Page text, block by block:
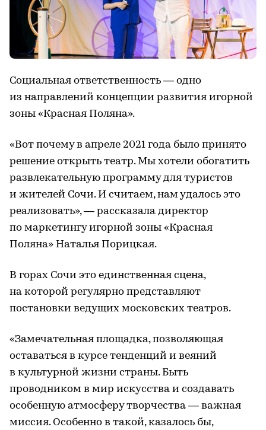
Социальная ответственность — одно
из направлений концепции развития игорной
зоны «Красная Поляна».
«Вот почему в апреле 2021 года было принято
решение открыть театр. Мы хотели обогатить
развлекательную программу для туристов
и жителей Сочи. И считаем, нам удалось это
реализовать», — рассказала директор
по маркетингу игорной зоны «Красная
Поляна» Наталья Порицкая.
В горах Сочи это единственная сцена,
на которой регулярно представляют
постановки ведущих московских театров.
«Замечательная площадка, позволяющая
оставаться в курсе тенденций и веяний
в культурной жизни страны. Быть
проводником в мир искусства и создавать
особенную атмосферу творчества — важная
миссия. Особенно в такой, казалось бы,